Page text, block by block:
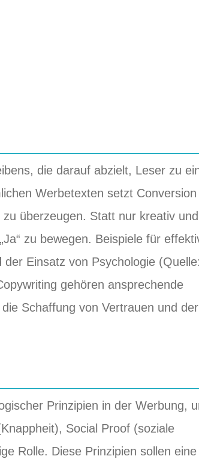
die darauf abzielt, Leser zu
Werbetexten setzt Conversion
überzeugen. Statt nur kreativ und
zu bewegen. Beispiele für
Einsatz von Psychologie
gehören ansprechende
Schaffung von Vertrauen und der
Prinzipien in der Werbung,
Social Proof (soziale
Rolle. Diese Prinzipien sollen eine